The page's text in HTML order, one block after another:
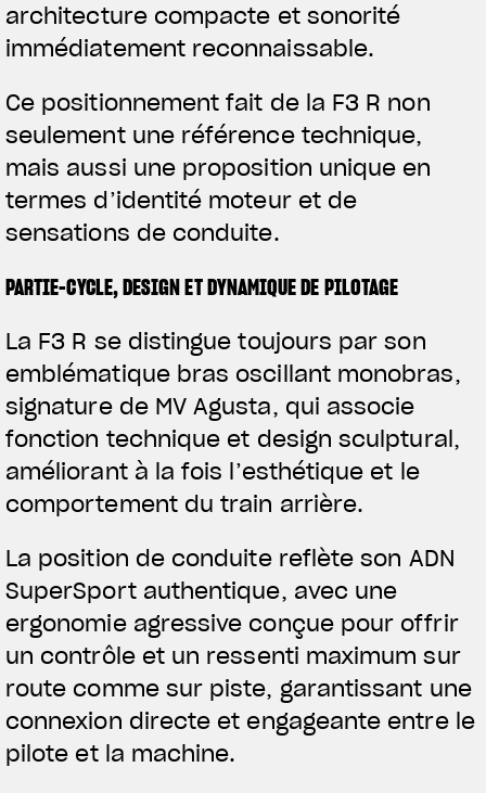
VÊTEMENTS
L'équipement du pilote
architecture compacte et sonorité
immédiatement reconnaissable.
Ce positionnement fait de la F3 R non
seulement une référence technique,
mais aussi une proposition unique en
termes d’identité moteur et de
sensations de conduite.
PARTIE-CYCLE, DESIGN ET DYNAMIQUE DE PILOTAGE
La F3 R se distingue toujours par son
emblématique bras oscillant monobras,
signature de MV Agusta, qui associe
fonction technique et design sculptural,
améliorant à la fois l’esthétique et le
comportement du train arrière.
La position de conduite reflète son ADN
SuperSport authentique, avec une
ergonomie agressive conçue pour offrir
un contrôle et un ressenti maximum sur
route comme sur piste, garantissant une
connexion directe et engageante entre le
pilote et la machine.